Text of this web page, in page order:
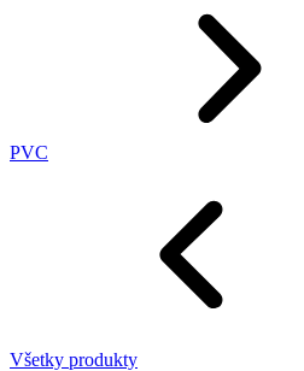
PVC
Všetky produkty